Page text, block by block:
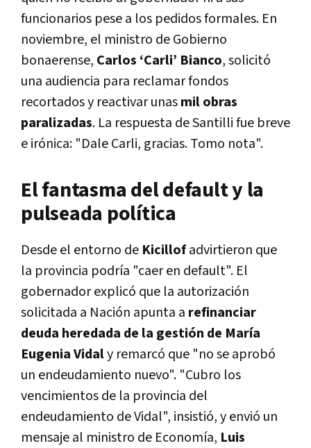
funcionarios pese a los pedidos formales. En
noviembre, el ministro de Gobierno
bonaerense, Carlos ‘Carli’ Bianco, solicitó
una audiencia para reclamar fondos
recortados y reactivar unasmil obras
paralizadas. La respuesta de Santilli fue breve
e irónica: "Dale Carli, gracias. Tomo nota".
El fantasma del default y la
pulseada política
Desde el entorno de Kicillofadvirtieron que
la provincia podría "caer en default". El
gobernador explicó que la autorización
solicitada a Nación apunta a refinanciar
deuda heredada de la gestión de María
Eugenia Vidaly remarcó que "no se aprobó
un endeudamiento nuevo". "Cubro los
vencimientos de la provincia del
endeudamiento de Vidal", insistió, y envió un
mensaje al ministro de Economía, Luis